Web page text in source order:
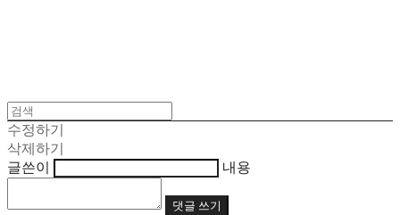
수정하기
삭제하기
글쓴이
내용
댓글 쓰기